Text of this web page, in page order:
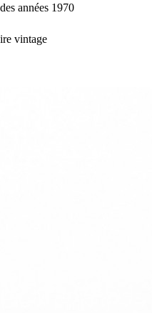
années 1970
vintage